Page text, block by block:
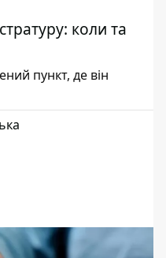
коли та
пункт, де він